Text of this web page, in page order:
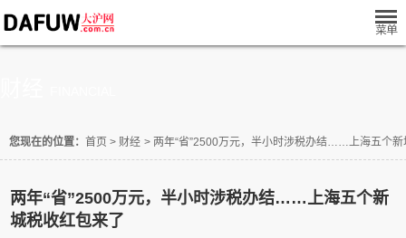
您现在的位置： 首页 > 财经 > 两年“省”2500万元，半小时涉税办结……上海五个新
两年“省”2500万元，半小时涉税办结……上海五个新
城税收红包来了